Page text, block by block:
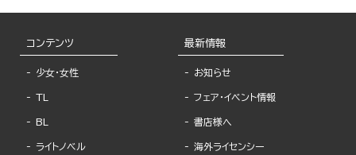
コンテンツ
少女・女性
TL
BL
ライトノベル
最新情報
お知らせ
フェア・イベント情報
書店様へ
海外ライセンシー